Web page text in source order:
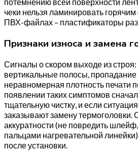
чеки нельзя ламинировать
ПВХ-файлах – пластификаторы
Признаки износа и замена
Сигналы о скором выходе из
вертикальные полосы, пропадание
неравномерная плотность печати
появлении таких симптомов
тщательную чистку, и если
заказывают замену термоголовки.
аккуратности (не повредить шлейф,
пальцами нагревательной
после установки.